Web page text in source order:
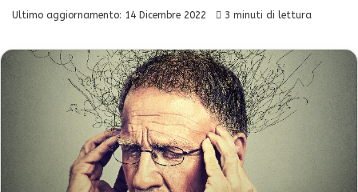
Ultimo aggiornamento: 14 Dicembre 2022 3 minuti di lettura